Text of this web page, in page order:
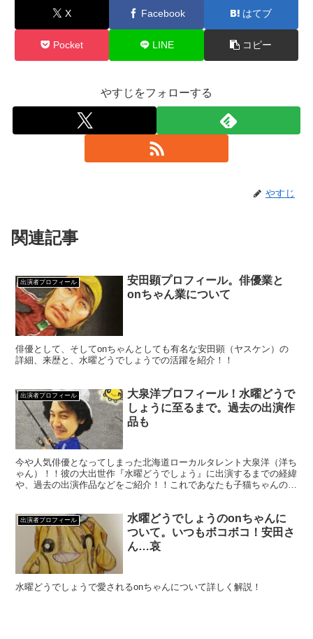
X Facebook はてブ
Pocket LINE コピー
やすじをフォローする
やすじ
関連記事
出演者プロフィール
安田顕プロフィール。俳優業と
onちゃん業について
俳優として、そしてonちゃんとしても有名な安田顕（ヤスケン）の
詳細、来歴と、水曜どうでしょうでの活躍を紹介！！
出演者プロフィール
大泉洋プロフィール！水曜どうで
しょうに至るまで。過去の出演作
品も
今や人気俳優となってしまった北海道ローカルタレント大泉洋（洋ち
ゃん）！！彼の大出世作『水曜どうでしょう』に出演するまでの経緯
や、過去の出演作品などをご紹介！！これであなたも子猫ちゃんの仲
出演者プロフィール
水曜どうでしょうのonちゃんに
ついて。いつもボコボコ！安田さ
ん…哀
水曜どうでしょうで愛されるonちゃんについて詳しく解説！